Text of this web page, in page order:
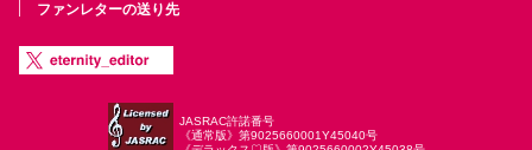
ファンレターの送り先
JASRAC許諾番号
《通常版》第9025660001Y45040号